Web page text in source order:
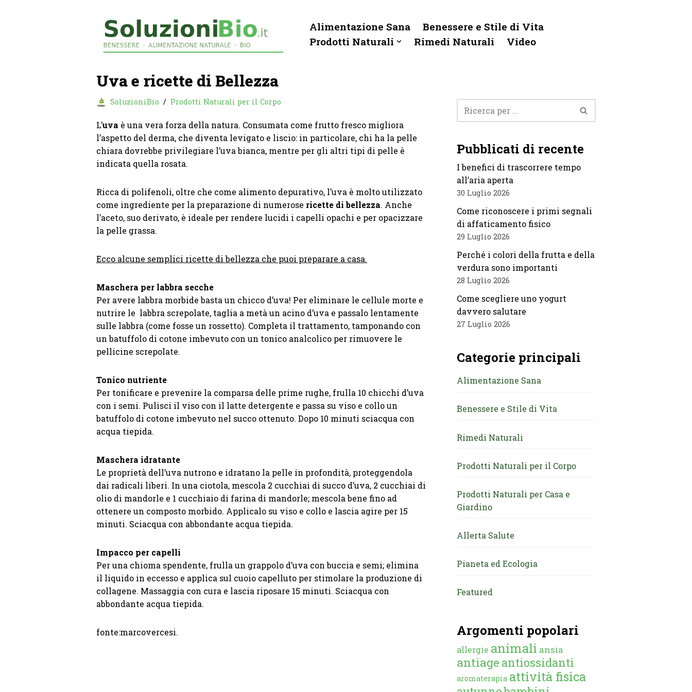
Alimentazione Sana
Benessere e Stile di Vita
Prodotti Naturali
Rimedi Naturali Video
Uva e ricette di Bellezza
SoluzioniBio Prodotti Naturali per il Corpo
L’uva è una vera forza della natura. Consumata come frutto fresco migliora
l’aspetto del derma, che diventa levigato e liscio: in particolare, chi ha la pelle
chiara dovrebbe privilegiare l’uva bianca, mentre per gli altri tipi di pelle è
indicata quella rosata.
Ricca di polifenoli, oltre che come alimento depurativo, l’uva è molto utilizzato
come ingrediente per la preparazione di numerose ricette di bellezza. Anche
l’aceto, suo derivato, è ideale per rendere lucidi i capelli opachi e per opacizzare
la pelle grassa.
Ecco alcune semplici ricette di bellezza che puoi preparare a casa.
Maschera per labbra secche
Per avere labbra morbide basta un chicco d’uva! Per eliminare le cellule morte e
nutrire le labbra screpolate, taglia a metà un acino d’uva e passalo lentamente
sulle labbra (come fosse un rossetto). Completa il trattamento, tamponando con
un batuffolo di cotone imbevuto con un tonico analcolico per rimuovere le
pellicine screpolate.
Tonico nutriente
Per tonificare e prevenire la comparsa delle prime rughe, frulla 10 chicchi d’uva
con i semi. Pulisci il viso con il latte detergente e passa su viso e collo un
batuffolo di cotone imbevuto nel succo ottenuto. Dopo 10 minuti sciacqua con
acqua tiepida.
Maschera idratante
Le proprietà dell’uva nutrono e idratano la pelle in profondità, proteggendola
dai radicali liberi. In una ciotola, mescola 2 cucchiai di succo d’uva, 2 cucchiai di
olio di mandorle e 1 cucchiaio di farina di mandorle; mescola bene fino ad
ottenere un composto morbido. Applicalo su viso e collo e lascia agire per 15
minuti. Sciacqua con abbondante acqua tiepida.
Impacco per capelli
Per una chioma spendente, frulla un grappolo d’uva con buccia e semi; elimina
il liquido in eccesso e applica sul cuoio capelluto per stimolare la produzione di
collagene. Massaggia con cura e lascia riposare 15 minuti. Sciacqua con
abbondante acqua tiepida.
fonte:marcovercesi.
Pubblicati di recente
I benefici di trascorrere tempo
all’aria aperta
30 Luglio 2026
Come riconoscere i primi segnali
di affaticamento fisico
29 Luglio 2026
Perché i colori della frutta e della
verdura sono importanti
28 Luglio 2026
Come scegliere uno yogurt
davvero salutare
27 Luglio 2026
Categorie principali
Alimentazione Sana
Benessere e Stile di Vita
Rimedi Naturali
Prodotti Naturali per il Corpo
Prodotti Naturali per Casa e
Giardino
Allerta Salute
Pianeta ed Ecologia
Featured
Argomenti popolari
allergie animali ansia
antiage antiossidanti
aromaterapia attività fisica